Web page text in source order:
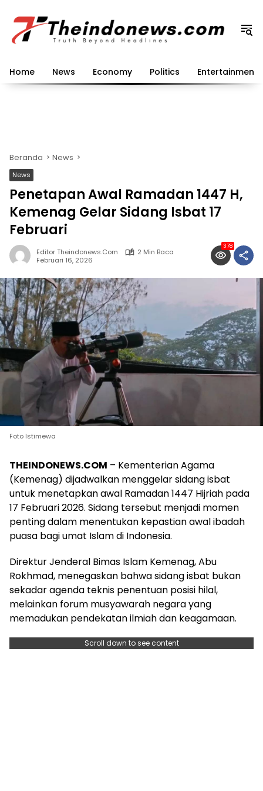
konten
Home News Economy Politics Entertainment
Beranda News
News
Penetapan Awal Ramadan 1447 H,
Kemenag Gelar Sidang Isbat 17
Februari
Editor Theindonews.com
2 Min Baca
Februari 16, 2026
378
Foto Istimewa
THEINDONEWS.COM – Kementerian Agama
(Kemenag) dijadwalkan menggelar sidang isbat
untuk menetapkan awal Ramadan 1447 Hijriah pada
17 Februari 2026. Sidang tersebut menjadi momen
penting dalam menentukan kepastian awal ibadah
puasa bagi umat Islam di Indonesia.
Direktur Jenderal Bimas Islam Kemenag, Abu
Rokhmad, menegaskan bahwa sidang isbat bukan
sekadar agenda teknis penentuan posisi hilal,
melainkan forum musyawarah negara yang
memadukan pendekatan ilmiah dan keagamaan.
Scroll down to see content